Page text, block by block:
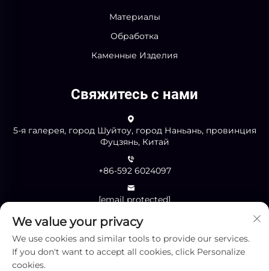
Материалы
Обработка
Каменные Изделия
Свяжитесь с нами
5-я галерея, город Шуйтоу, город Наньань, провинция
Фуцзянь, Китай
+86-592 6024097
[email protected]
Отправить
We value your privacy
We use cookies and similar tools to provide our services.
If you don't want to accept all cookies, click Personalize
cookies.